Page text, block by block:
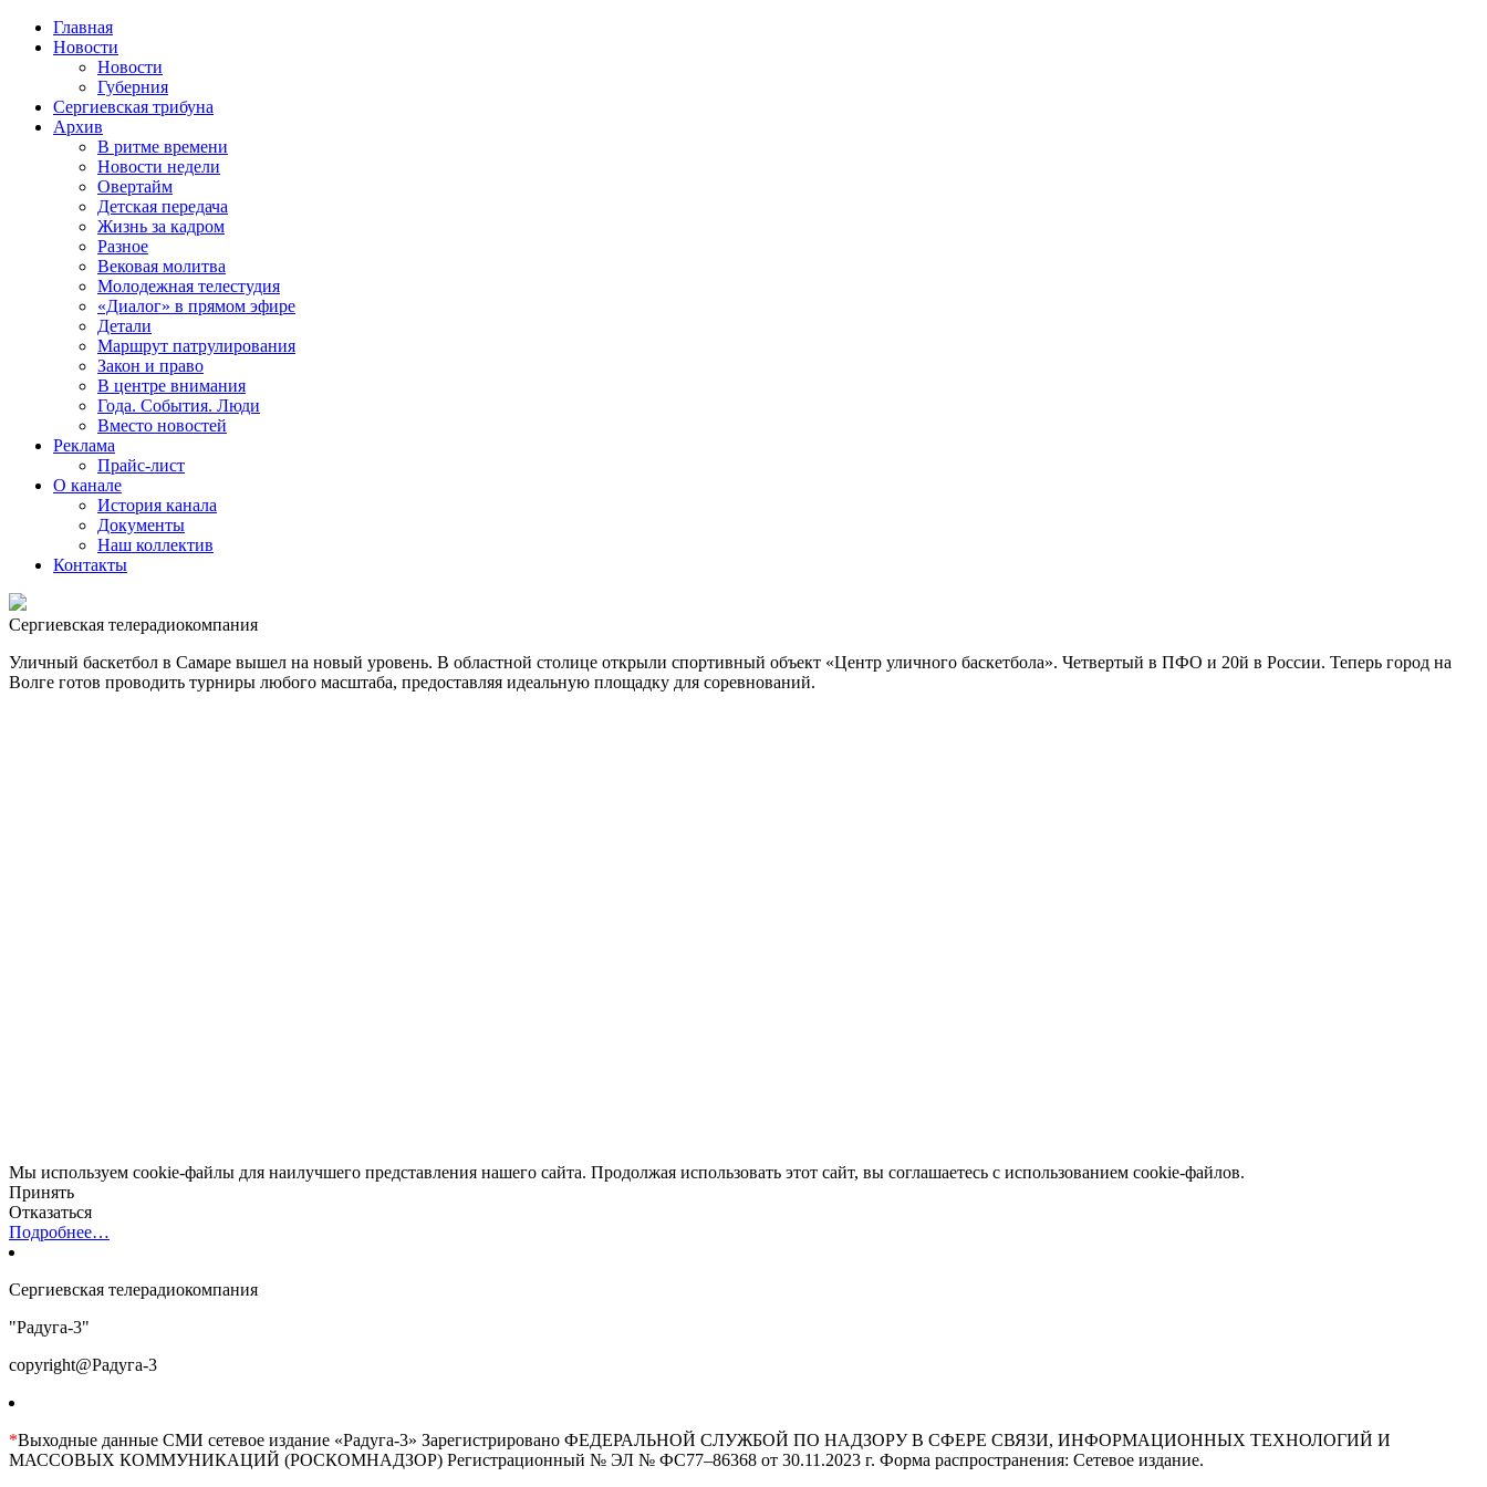
Главная
Новости
Новости
Губерния
Сергиевская трибуна
Архив
В ритме времени
Новости недели
Овертайм
Детская передача
Жизнь за кадром
Разное
Вековая молитва
Молодежная телестудия
«Диалог» в прямом эфире
Детали
Маршрут патрулирования
Закон и право
В центре внимания
Года. События. Люди
Вместо новостей
Реклама
Прайс-лист
О канале
История канала
Документы
Наш коллектив
Контакты
Сергиевская телерадиокомпания
Уличный баскетбол в Самаре вышел на новый уровень. В областной столице открыли спортивный объект «Центр уличного баскетбола». Четвертый в ПФО и 20й в России. Теперь город на
Волге готов проводить турниры любого масштаба, предоставляя идеальную площадку для соревнований.
Мы используем cookie-файлы для наилучшего представления нашего сайта. Продолжая использовать этот сайт, вы соглашаетесь с использованием cookie-файлов.
Принять
Отказаться
Подробнее…
Сергиевская телерадиокомпания
"Радуга-3"
copyright@Радуга-3
*Выходные данные СМИ сетевое издание «Радуга-3» Зарегистрировано ФЕДЕРАЛЬНОЙ СЛУЖБОЙ ПО НАДЗОРУ В СФЕРЕ СВЯЗИ, ИНФОРМАЦИОННЫХ ТЕХНОЛОГИЙ И
МАССОВЫХ КОММУНИКАЦИЙ (РОСКОМНАДЗОР) Регистрационный № ЭЛ № ФС77–86368 от 30.11.2023 г. Форма распространения: Сетевое издание.